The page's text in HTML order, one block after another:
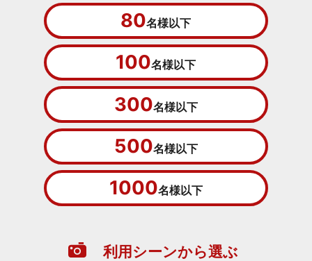
80名様以下
100名様以下
300名様以下
500名様以下
1000名様以下
利用シーンから選ぶ